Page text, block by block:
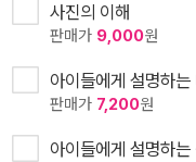
사진의 이해
판매가 9,000원
아이들에게 설명하는
판매가 7,200원
아이들에게 설명하는